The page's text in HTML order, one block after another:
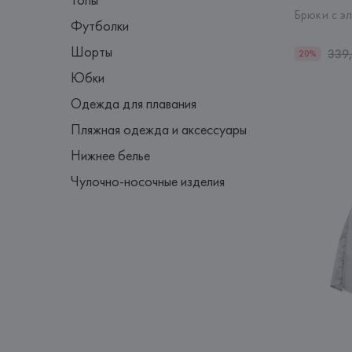
Футболки
Шорты
Юбки
Одежда для плавания
Пляжная одежда и аксессуары
Нижнее белье
Чулочно-носочные изделия
Брюки с
20%